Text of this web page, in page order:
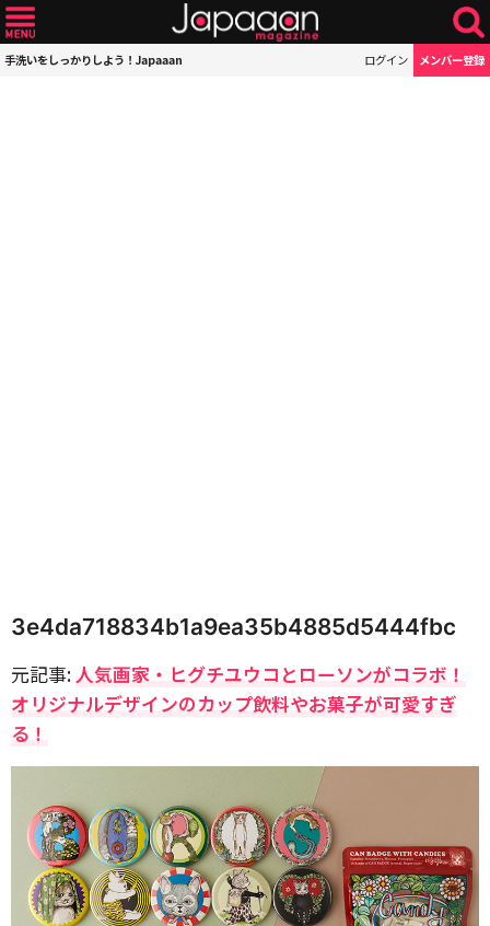
手洗いをしっかりしよう！Japaaan ログイン メンバー登録
3e4da718834b1a9ea35b4885d5444fbc
元記事:人気画家・ヒグチユウコとローソンがコラボ！
オリジナルデザインのカップ飲料やお菓子が可愛すぎ
る！